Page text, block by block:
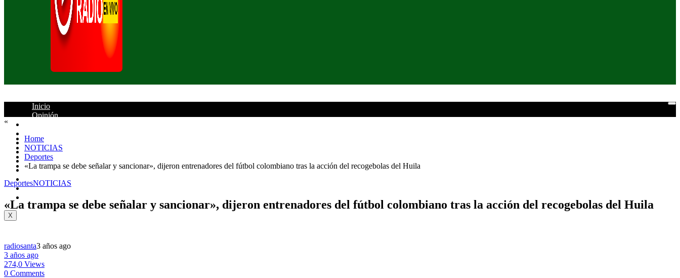
Inicio
Opinión
Política
Judicial
Deportes
Columnistas
Mundo
Entretenimiento
X
«
Home
NOTICIAS
Deportes
«La trampa se debe señalar y sancionar», dijeron entrenadores del fútbol colombiano tras la acción del recogebolas del Huila
DeportesNOTICIAS
«La trampa se debe señalar y sancionar», dijeron entrenadores del fútbol colombiano tras la acción del recogebolas del Huila
radiosanta3 años ago
3 años ago
274,0 Views
0 Comments